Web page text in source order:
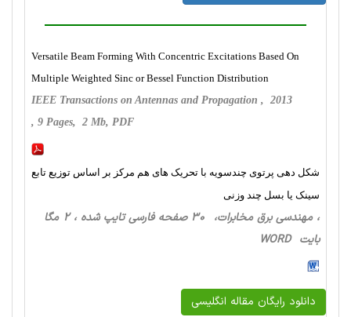
Versatile Beam Forming With Concentric Excitations Based On
Multiple Weighted Sinc or Bessel Function Distribution
IEEE Transactions on Antennas and Propagation , 2013
, 9 Pages, 2 Mb, PDF
شکل دهی پرتوی چندسویه با تحریک های هم مرکز بر اساس توزیع تابع
سینک یا بسل چند وزنی
، مهندسی برق مخابرات، 30 صفحه فارسی تایپ شده ، 2 مگا
بایت WORD
دانلود رایگان مقاله انگلیسی